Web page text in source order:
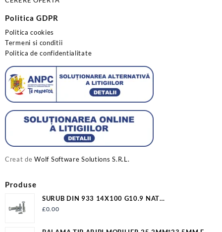
Politica GDPR
Politica cookies
Termeni si conditii
Politica de confidentialitate
Creat deWolf Software Solutions S.R.L.
Produse
SURUB DIN 933 14X100 G10.9 NAT
S933M14X100G10.9
£0.00